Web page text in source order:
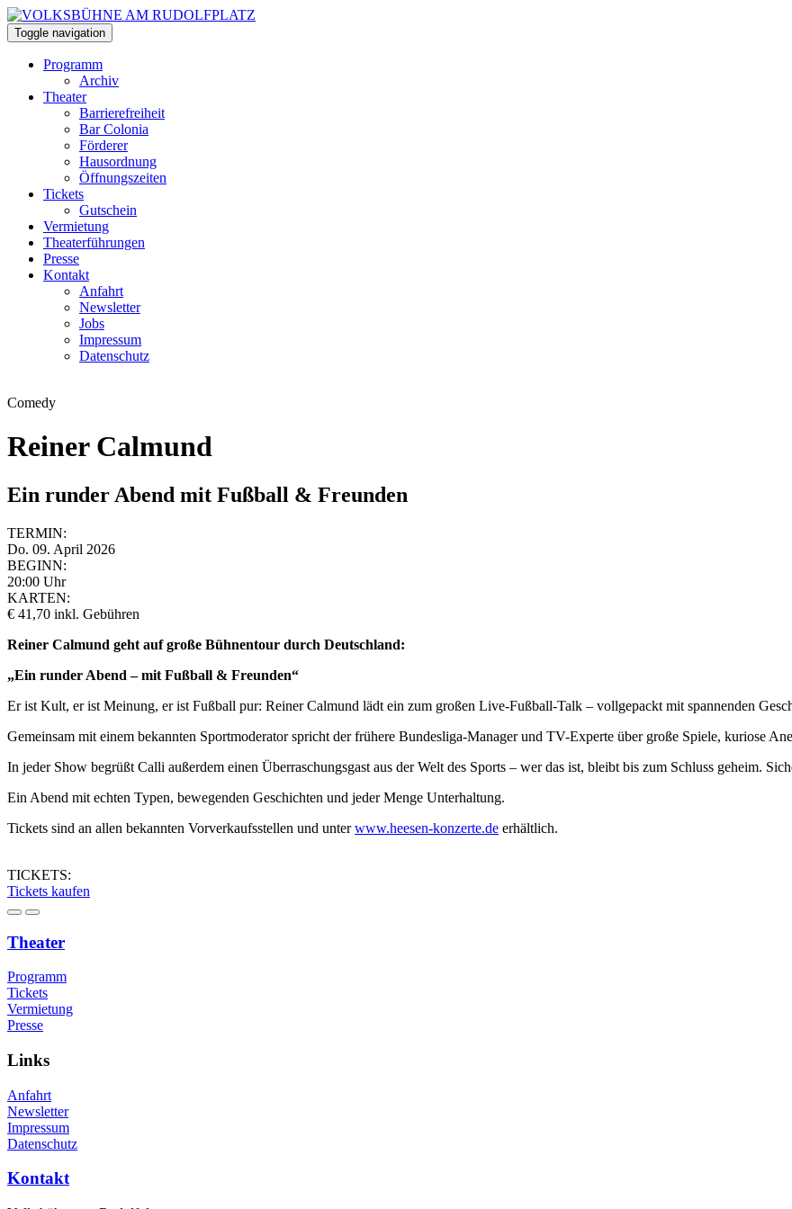
Toggle navigation
Programm
Archiv
Theater
Barrierefreiheit
Bar Colonia
Förderer
Hausordnung
Öffnungszeiten
Tickets
Gutschein
Vermietung
Theaterführungen
Presse
Kontakt
Anfahrt
Newsletter
Jobs
Impressum
Datenschutz
Comedy
Reiner Calmund
Ein runder Abend mit Fußball & Freunden
TERMIN:
Do. 09. April 2026
BEGINN:
20:00 Uhr
KARTEN:
€ 41,70 inkl. Gebühren
Reiner Calmund geht auf große Bühnentour durch Deutschland:
„Ein runder Abend – mit Fußball & Freunden“
Er ist Kult, er ist Meinung, er ist Fußball pur: Reiner Calmund lädt ein zum großen Live-Fußball-Talk – vollgepackt mit spannenden
Gemeinsam mit einem bekannten Sportmoderator spricht der frühere Bundesliga-Manager und TV-Experte über große Spiele, kuriose
In jeder Show begrüßt Calli außerdem einen Überraschungsgast aus der Welt des Sports – wer das ist, bleibt bis zum Schluss geheim.
Ein Abend mit echten Typen, bewegenden Geschichten und jeder Menge Unterhaltung.
Tickets sind an allen bekannten Vorverkaufsstellen und unterwww.heesen-konzerte.de erhältlich.
TICKETS:
Tickets kaufen
Theater
Programm
Tickets
Vermietung
Presse
Links
Anfahrt
Newsletter
Impressum
Datenschutz
Kontakt